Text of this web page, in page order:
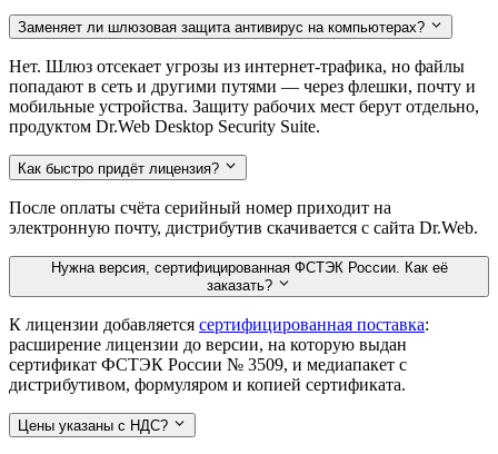
Заменяет ли шлюзовая защита антивирус на компьютерах?
Нет. Шлюз отсекает угрозы из интернет-трафика, но файлы
попадают в сеть и другими путями — через флешки, почту и
мобильные устройства. Защиту рабочих мест берут отдельно,
продуктом Dr.Web Desktop Security Suite.
Как быстро придёт лицензия?
После оплаты счёта серийный номер приходит на
электронную почту, дистрибутив скачивается с сайта Dr.Web.
Нужна версия, сертифицированная ФСТЭК России. Как её
заказать?
К лицензии добавляется сертифицированная поставка:
расширение лицензии до версии, на которую выдан
сертификат ФСТЭК России № 3509, и медиапакет с
дистрибутивом, формуляром и копией сертификата.
Цены указаны с НДС?